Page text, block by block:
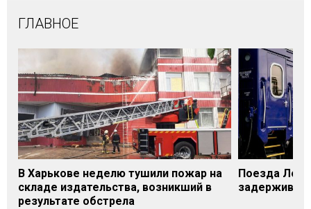
ГЛАВНОЕ
В Харькове неделю тушили пожар на
складе издательства, возникший в
результате обстрела
Поезда